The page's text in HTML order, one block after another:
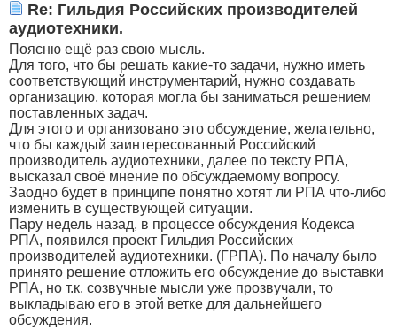
Re: Гильдия Российских производителей
аудиотехники.
Поясню ещё раз свою мысль.
Для того, что бы решать какие-то задачи, нужно иметь
соответствующий инструментарий, нужно создавать
организацию, которая могла бы заниматься решением
поставленных задач.
Для этого и организовано это обсуждение, желательно,
что бы каждый заинтересованный Российский
производитель аудиотехники, далее по тексту РПА,
высказал своё мнение по обсуждаемому вопросу.
Заодно будет в принципе понятно хотят ли РПА что-либо
изменить в существующей ситуации.
Пару недель назад, в процессе обсуждения Кодекса
РПА, появился проект Гильдия Российских
производителей аудиотехники. (ГРПА). По началу было
принято решение отложить его обсуждение до выставки
РПА, но т.к. созвучные мысли уже прозвучали, то
выкладываю его в этой ветке для дальнейшего
обсуждения.